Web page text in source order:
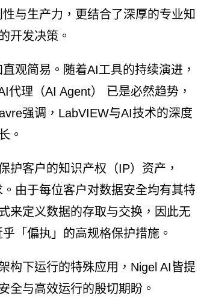
与生产力，更结合了深厚的专业知
开发决策。
观简易。随着AI工具的持续演进，
理（AI Agent） 已是必然趋势，
强调，LabVIEW与AI技术的深度
。
护客户的知识产权（IP）资产，
由于每位客户对数据安全均有其特
来定义数据的存取与交换，因此无
「偏执」的高规格保护措施。
构下运行的特殊应用，Nigel AI皆提
全与高效运行的殷切期盼。